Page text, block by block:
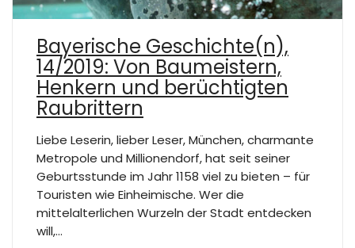
Bayerische Geschichte(n),
14/2019: Von Baumeistern,
Henkern und berüchtigten
Raubrittern
Liebe Leserin, lieber Leser, München, charmante
Metropole und Millionendorf, hat seit seiner
Geburtsstunde im Jahr 1158 viel zu bieten – für
Touristen wie Einheimische. Wer die
mittelalterlichen Wurzeln der Stadt entdecken
will,…